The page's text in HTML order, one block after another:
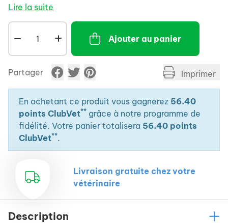
soutien anti-arthrosique.
cartilage articulaire pour améliorer sa
régénérescence.
- Riche en acides gras oméga-3 pour leur activité
anti-inflammatoire.
Lire la suite
Ajouter au panier
Partager Imprimer
En achetant ce produit vous gagnerez 56.40
points ClubVet** grâce à notre programme de
fidélité. Votre panier totalisera 56.40 points
ClubVet**.
Livraison gratuite chez votre
vétérinaire
Description